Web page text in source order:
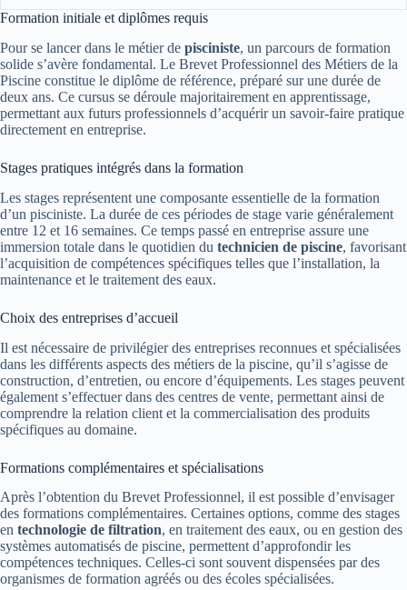
Formation initiale et diplômes requis
Pour se lancer dans le métier de pisciniste, un parcours de formation
solide s’avère fondamental. Le Brevet Professionnel des Métiers de la
Piscine constitue le diplôme de référence, préparé sur une durée de
deux ans. Ce cursus se déroule majoritairement en apprentissage,
permettant aux futurs professionnels d’acquérir un savoir-faire pratique
directement en entreprise.
Stages pratiques intégrés dans la formation
Les stages représentent une composante essentielle de la formation
d’un pisciniste. La durée de ces périodes de stage varie généralement
entre 12 et 16 semaines. Ce temps passé en entreprise assure une
immersion totale dans le quotidien du technicien de piscine, favorisant
l’acquisition de compétences spécifiques telles que l’installation, la
maintenance et le traitement des eaux.
Choix des entreprises d’accueil
Il est nécessaire de privilégier des entreprises reconnues et spécialisées
dans les différents aspects des métiers de la piscine, qu’il s’agisse de
construction, d’entretien, ou encore d’équipements. Les stages peuvent
également s’effectuer dans des centres de vente, permettant ainsi de
comprendre la relation client et la commercialisation des produits
spécifiques au domaine.
Formations complémentaires et spécialisations
Après l’obtention du Brevet Professionnel, il est possible d’envisager
des formations complémentaires. Certaines options, comme des stages
en technologie de filtration, en traitement des eaux, ou en gestion des
systèmes automatisés de piscine, permettent d’approfondir les
compétences techniques. Celles-ci sont souvent dispensées par des
organismes de formation agréés ou des écoles spécialisées.